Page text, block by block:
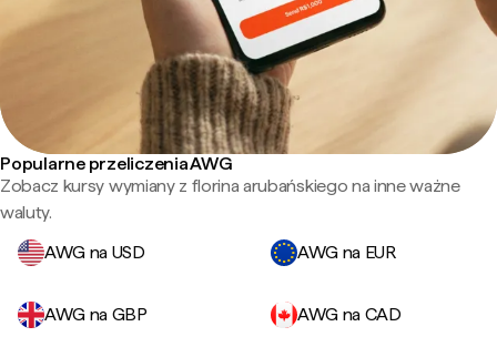
Popularne przeliczenia AWG
Zobacz kursy wymiany z florina arubańskiego na inne ważne
waluty.
AWG na USD
AWG na EUR
AWG na GBP AWG na CAD